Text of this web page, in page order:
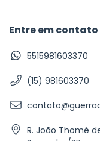
Entre em contato
5515981603370
(15) 981603370
R. João Thomé